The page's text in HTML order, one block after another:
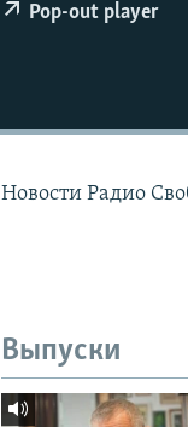
Pop-out player
Новости Радио
Выпуски